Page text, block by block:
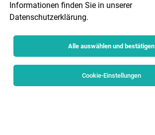
Informationen finden Sie in unserer
Datenschutzerklärung.
Alle auswählen und bestätigen
Cookie-Einstellungen